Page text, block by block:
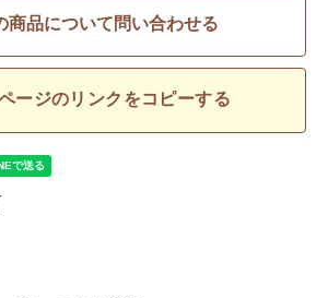
商品について問い合わせる
ージのリンクをコピーする